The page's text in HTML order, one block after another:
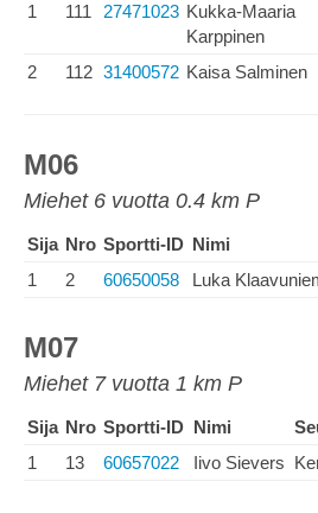
1 111 27471023 Kukka-Maaria
Karppinen
2 112 31400572 Kaisa Salminen
M06
Miehet 6 vuotta 0.4 km P
Sija Nro Sportti-ID Nimi
1
2 60650058 Luka
M07
Miehet 7 vuotta 1 km P
Sija Nro Sportti-ID Nimi
1
13 60657022 Iivo Sievers